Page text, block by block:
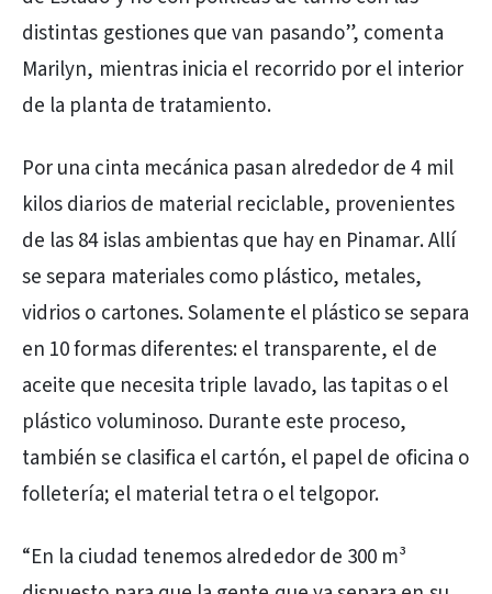
distintas gestiones que van pasando”, comenta
Marilyn, mientras inicia el recorrido por el interior
de la planta de tratamiento.
Por una cinta mecánica pasan alrededor de 4 mil
kilos diarios de material reciclable, provenientes
de las 84 islas ambientas que hay en Pinamar. Allí
se separa materiales como plástico, metales,
vidrios o cartones. Solamente el plástico se separa
en 10 formas diferentes: el transparente, el de
aceite que necesita triple lavado, las tapitas o el
plástico voluminoso. Durante este proceso,
también se clasifica el cartón, el papel de oficina o
folletería; el material tetra o el telgopor.
“En la ciudad tenemos alrededor de 300 m³